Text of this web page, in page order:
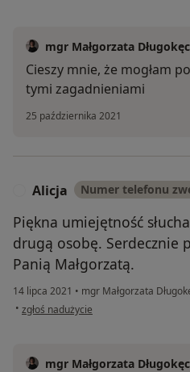
mgr Małgorzata
Cieszy mnie, że mogłam
tymi zagadnieniami
25 października 2021
Alicja Numer telefonu
Piękna umiejętność
drugą osobę. Serdecznie
Panią Małgorzatą.
14 lipca 2021 • mgr Małgorzata
• w opinii użytkownika Alicja
zgłoś nadużycie
mgr Małgorzata